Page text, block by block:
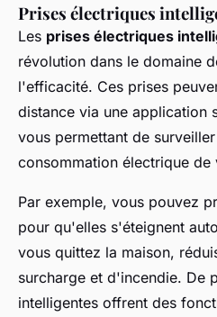
Prises électriques
Les prises électriques
révolution dans le domaine
l'efficacité. Ces prises
distance via une application
vous permettant de
consommation électrique de
Par exemple, vous pouvez
pour qu'elles s'éteignent
vous quittez la maison,
surcharge et d'incendie. De
intelligentes offrent des